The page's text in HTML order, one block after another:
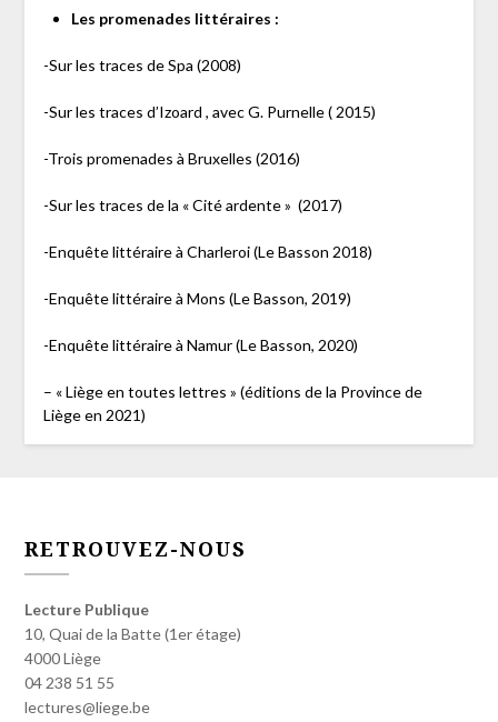
Les promenades littéraires :
-Sur les traces de Spa (2008)
-Sur les traces d’Izoard , avec G. Purnelle ( 2015)
-Trois promenades à Bruxelles (2016)
-Sur les traces de la « Cité ardente » (2017)
-Enquête littéraire à Charleroi (Le Basson 2018)
-Enquête littéraire à Mons (Le Basson, 2019)
-Enquête littéraire à Namur (Le Basson, 2020)
– « Liège en toutes lettres » (éditions de la Province de
Liège en 2021)
RETROUVEZ-NOUS
Lecture Publique
10, Quai de la Batte (1er étage)
4000 Liège
04 238 51 55
lectures@liege.be